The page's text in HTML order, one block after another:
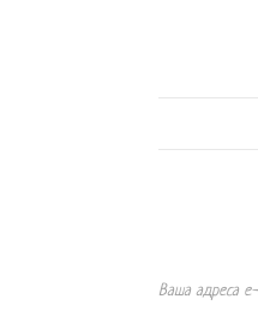
Ваша адреса